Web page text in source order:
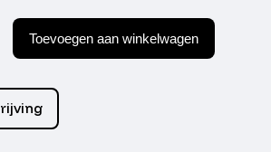
Toevoegen aan winkelwagen